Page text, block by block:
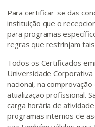
Para certificar-se das
instituição que o
para programas
regras que restrinjam tais
Todos os Certificados
Universidade
nacional, na
atualização profissional.
carga horária de
programas internos de